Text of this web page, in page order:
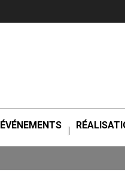
ÉVÉNEMENTS